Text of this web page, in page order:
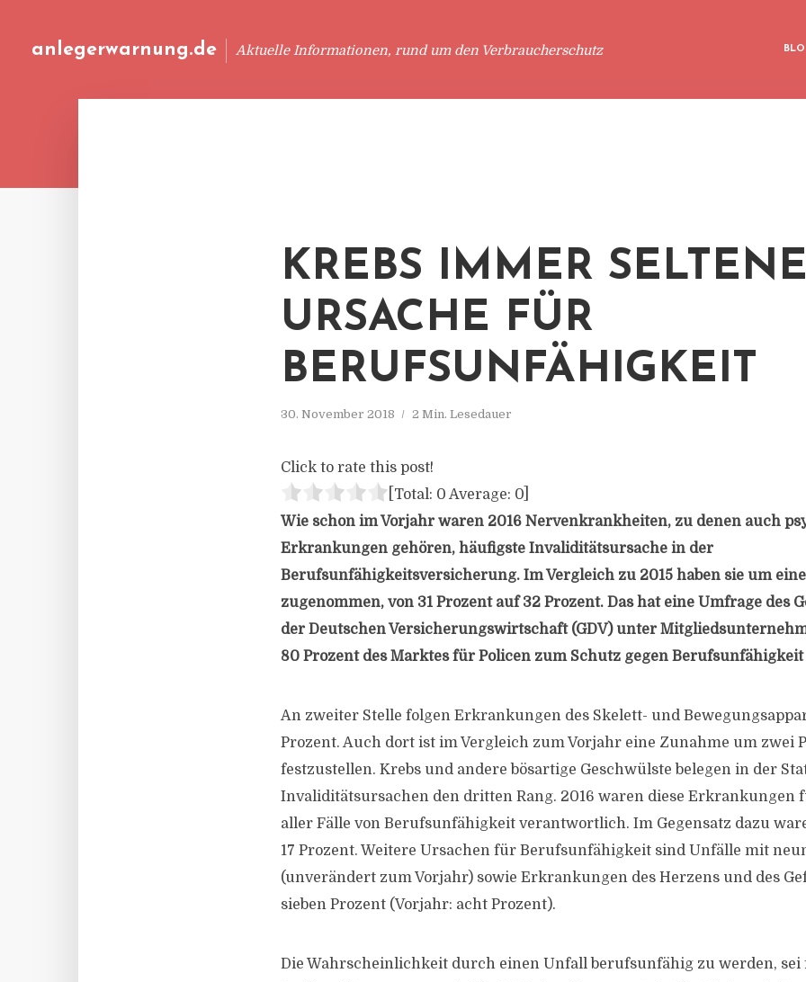
anlegerwarnung.de Aktuelle Informationen, rund um den Verbraucherschutz
KREBS IMMER
URSACHE FÜR
BERUFSUNFÄHIGKEIT
30. November 2018 2 Min. Lesedauer
Click to rate this post!
[Total: 0 Average: 0
Wie schon im Vorjahr waren 2016 Nervenkrankheiten, zu denen auch
Erkrankungen gehören, häufigste Invaliditätsursache in der
Berufsunfähigkeitsversicherung. Im Vergleich zu 2015 haben sie um
zugenommen, von 31 Prozent auf 32 Prozent. Das hat eine Umfrage des
der Deutschen Versicherungswirtschaft (GDV) unter
80 Prozent des Marktes für Policen zum Schutz gegen Berufsunfähigkeit
An zweiter Stelle folgen Erkrankungen des Skelett- und
Prozent. Auch dort ist im Vergleich zum Vorjahr eine Zunahme um zwei
festzustellen. Krebs und andere bösartige Geschwülste belegen in der
Invaliditätsursachen den dritten Rang. 2016 waren diese Erkrankungen
aller Fälle von Berufsunfähigkeit verantwortlich. Im Gegensatz dazu
17 Prozent. Weitere Ursachen für Berufsunfähigkeit sind Unfälle mit
(unverändert zum Vorjahr) sowie Erkrankungen des Herzens und des
sieben Prozent (Vorjahr: acht Prozent).
Die Wahrscheinlichkeit durch einen Unfall berufsunfähig zu werden, sei